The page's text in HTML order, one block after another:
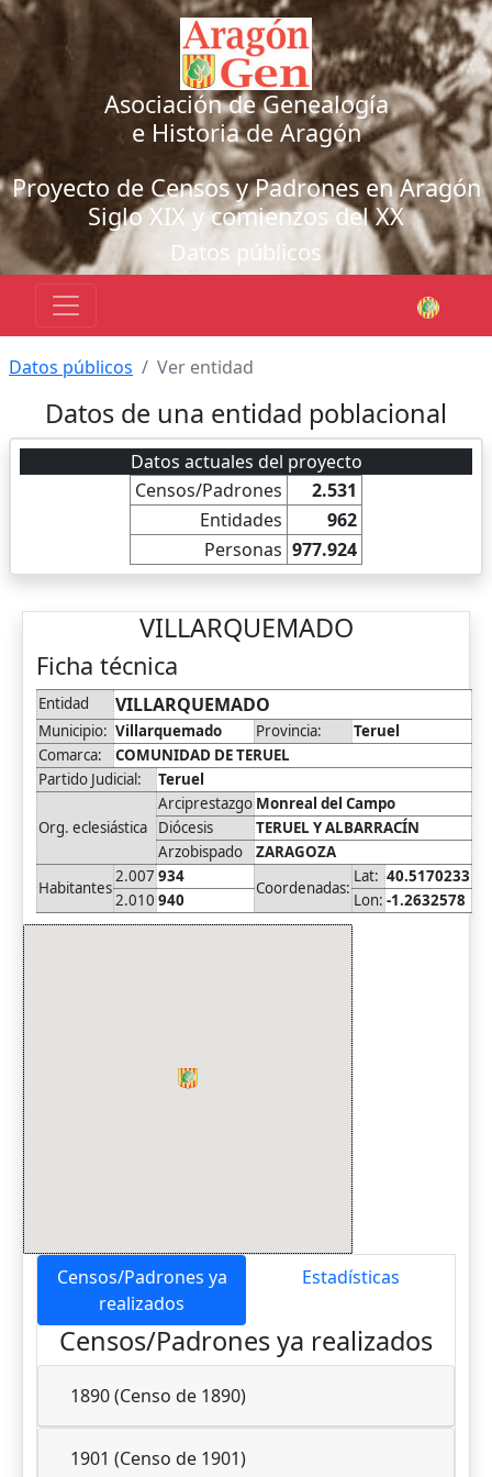
Asociación de Genealogía
e Historia de Aragón
Proyecto de Censos y Padrones en Aragón
Siglo XIX y comienzos del XX
Datos públicos
Datos públicos Ver entidad
Datos de una entidad poblacional
Datos actuales del proyecto
Censos/Padrones
2.531
Entidades
962
Personas 977.924
VILLARQUEMADO
Ficha técnica
Entidad VILLARQUEMADO
Municipio: Villarquemado Provincia:
Teruel
Comarca:
COMUNIDAD DE TERUEL
Partido Judicial:
Teruel
Org. eclesiástica
Arciprestazgo Monreal del Campo
Diócesis
TERUEL Y ALBARRACÍN
Arzobispado
ZARAGOZA
Habitantes
2.007 934
Coordenadas:
Lat: 40.5170233
2.010 940 Lon: -1.2632578
Censos/Padrones ya
realizados
Estadísticas
Censos/Padrones ya realizados
1890 (Censo de 1890)
1901 (Censo de 1901)